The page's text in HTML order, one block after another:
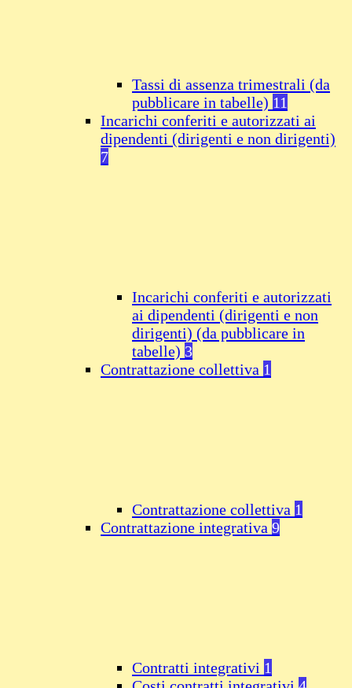
Tassi di assenza trimestrali (da
pubblicare in tabelle) 11
Incarichi conferiti e autorizzati ai
dipendenti (dirigenti e non dirigenti)
7
Incarichi conferiti e autorizzati
ai dipendenti (dirigenti e non
dirigenti) (da pubblicare in
tabelle) 3
Contrattazione collettiva 1
Contrattazione collettiva 1
Contrattazione integrativa 9
Contratti integrativi 1